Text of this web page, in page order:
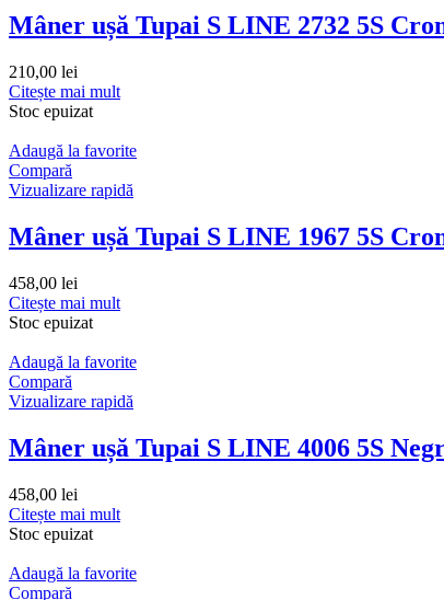
Mâner ușă Tupai S LINE 2732 5S
210,00 lei
Citește mai mult
Stoc epuizat
Adaugă la favorite
Compară
Vizualizare rapidă
Mâner ușă Tupai S LINE 1967 5S
458,00 lei
Citește mai mult
Stoc epuizat
Adaugă la favorite
Compară
Vizualizare rapidă
Mâner ușă Tupai S LINE 4006 5S
458,00 lei
Citește mai mult
Stoc epuizat
Adaugă la favorite
Compară